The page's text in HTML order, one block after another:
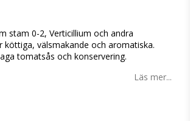
stam 0-2, Verticillium och andra
välsmakande och aromatiska.
tomatsås och konservering.
Läs mer...